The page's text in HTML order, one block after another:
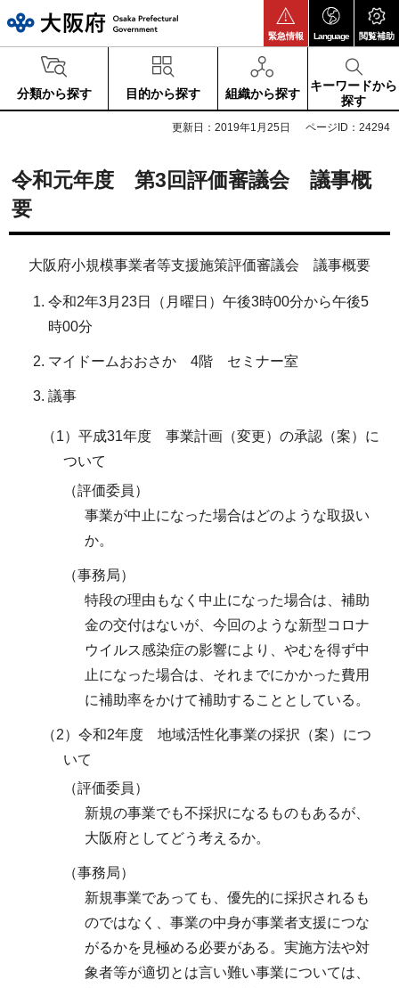
緊急情報 Language 閲覧補助
分類から探す 目的から探す 組織から探す
キーワードから
探す
更新日：2019年1月25日 ページID：24294
令和元年度 第3回評価審議会 議事概
要
大阪府小規模事業者等支援施策評価審議会 議事概要
令和2年3月23日（月曜日）午後3時00分から午後5
時00分
マイドームおおさか 4階 セミナー室
議事
（1）平成31年度 事業計画（変更）の承認（案）に
ついて
（評価委員）
事業が中止になった場合はどのような取扱い
か。
（事務局）
特段の理由もなく中止になった場合は、補助
金の交付はないが、今回のような新型コロナ
ウイルス感染症の影響により、やむを得ず中
止になった場合は、それまでにかかった費用
に補助率をかけて補助することとしている。
（2）令和2年度 地域活性化事業の採択（案）につ
いて
（評価委員）
新規の事業でも不採択になるものもあるが、
大阪府としてどう考えるか。
（事務局）
新規事業であっても、優先的に採択されるも
のではなく、事業の中身が事業者支援につな
がるかを見極める必要がある。実施方法や対
象者等が適切とは言い難い事業については、